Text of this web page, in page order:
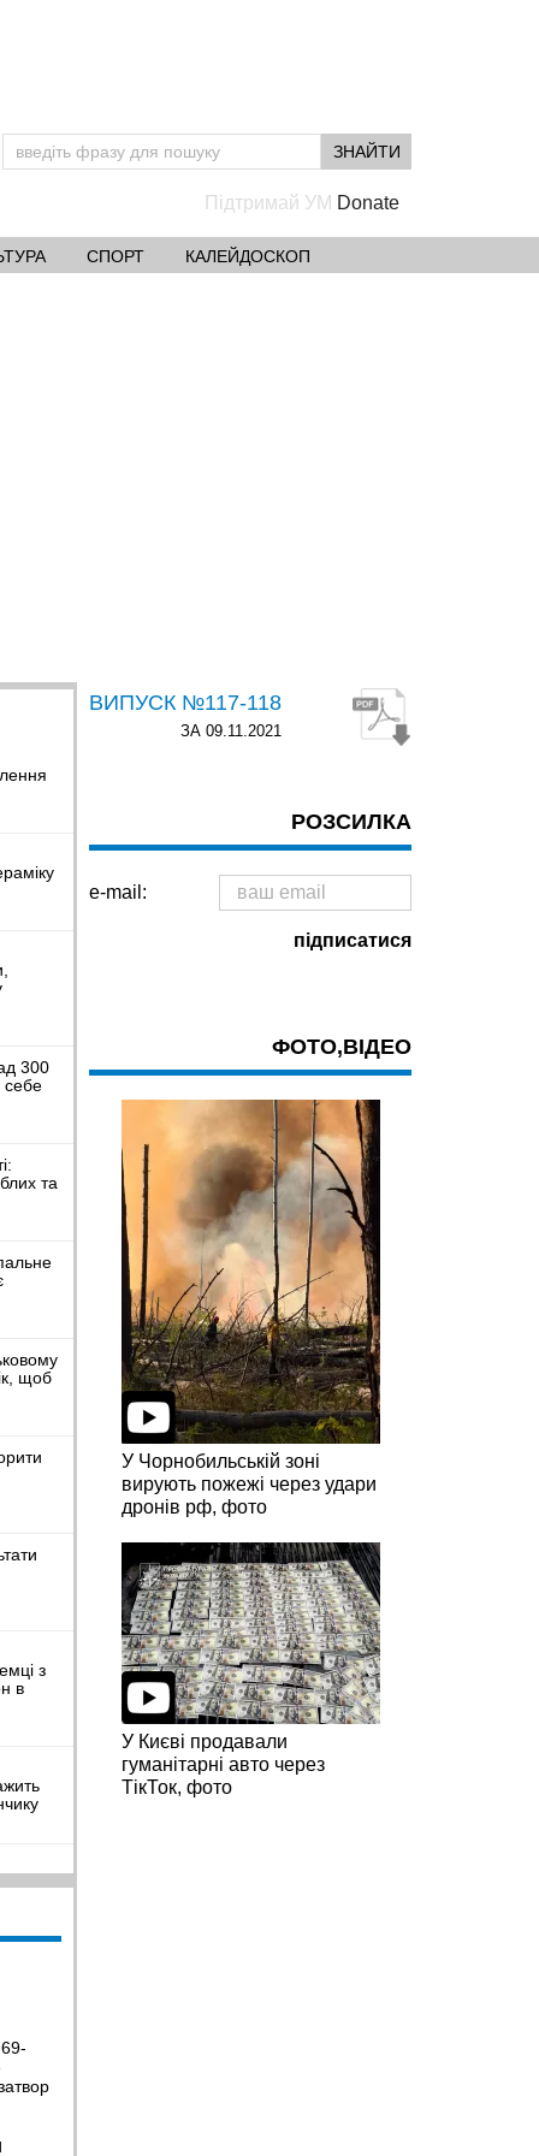
Підтримай УМ
СПОРТ КАЛЕЙДОСКОП
300
себе
та
щоб
з
в
43%:
ВИПУСК №117-118
ЗА 09.11.2021
РОЗСИЛКА
e-mail:
ФОТО,ВІДЕО
У Чорнобильській зоні
вирують пожежі через удари
дронів рф, фото
У Києві продавали
гуманітарні авто через
ТікТок, фото